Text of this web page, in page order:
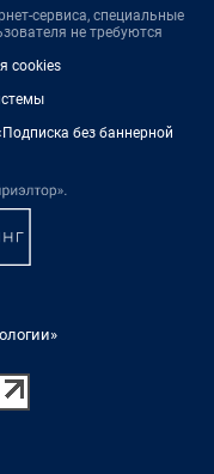
сервиса, специальные
не требуются
cookies
без баннерной